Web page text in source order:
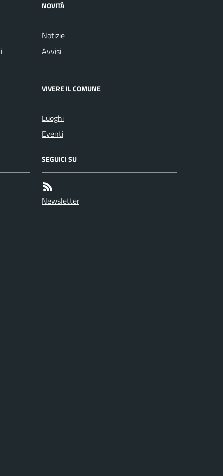
NOVITÀ
Notizie
Avvisi
VIVERE IL COMUNE
Luoghi
Eventi
SEGUICI SU
Newsletter